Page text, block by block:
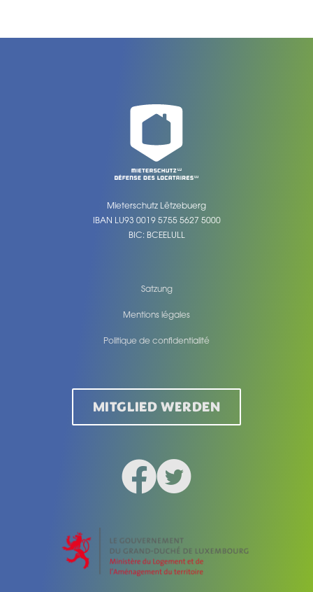
Mieterschutz Lëtzebuerg
IBAN LU93 0019 5755 5627 5000
BIC: BCEELULL
Satzung
Mentions légales
Politique de confidentialité
MITGLIED WERDEN